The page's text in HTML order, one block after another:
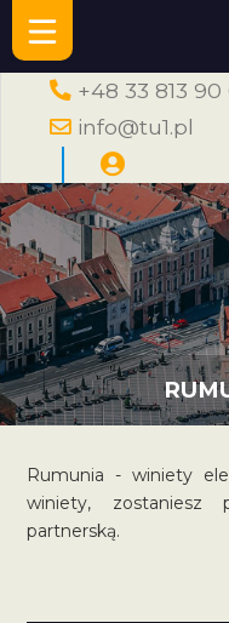
+48 33 813 90
info@tu1.pl
Rumunia - winiety
winiety, zostaniesz
partnerską.